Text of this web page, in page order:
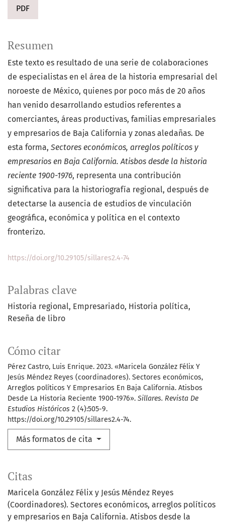
PDF
Palabras clave
Historia regional Empresariado Historia política
Reseña de libro
Cómo citar
Pérez Castro, Luis Enrique. 2023. «Maricela González Félix Y
Jesús Méndez Reyes (coordinadores). Sectores económicos,
Arreglos políticos Y Empresarios En Baja California. Atisbos
Desde La Historia Reciente 1900-1976». Sillares. Revista De
Estudios Históricos 2 (4):505-9.
https://doi.org/10.29105/sillares2.4-74.
Más formatos de cita
Resumen
Este texto es resultado de una serie de colaboraciones
de especialistas en el área de la historia empresarial del
noroeste de México, quienes por poco más de 20 años
han venido desarrollando estudios referentes a
comerciantes, áreas productivas, familias empresariales
y empresarios de Baja California y zonas aledañas. De
esta forma, Sectores económicos, arreglos políticos y
empresarios en Baja California. Atisbos desde la historia
reciente 1900-1976, representa una contribución
significativa para la historiografía regional, después de
detectarse la ausencia de estudios de vinculación
geográfica, económica y política en el contexto
fronterizo.
https://doi.org/10.29105/sillares2.4-74
Citas
Maricela González Félix y Jesús Méndez Reyes
(Coordinadores). Sectores económicos, arreglos políticos
y empresarios en Baja California. Atisbos desde la